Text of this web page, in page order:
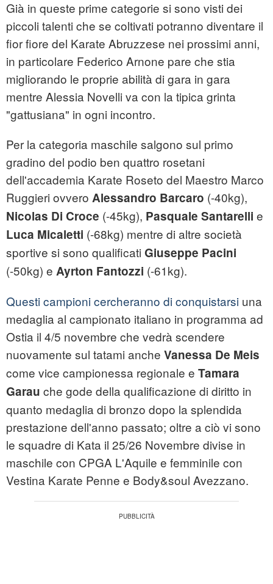
Già in queste prime categorie si sono visti dei
piccoli talenti che se coltivati potranno diventare il
fior fiore del Karate Abruzzese nei prossimi anni,
in particolare Federico Arnone pare che stia
migliorando le proprie abilità di gara in gara
mentre Alessia Novelli va con la tipica grinta
"gattusiana" in ogni incontro.
Per la categoria maschile salgono sul primo
gradino del podio ben quattro rosetani
dell'accademia Karate Roseto del Maestro Marco
Ruggieri ovvero Alessandro Barcaro (-40kg),
Nicolas Di Croce (-45kg), Pasquale Santarelli e
Luca Micaletti (-68kg) mentre di altre società
sportive si sono qualificati Giuseppe Pacini
(-50kg) e Ayrton Fantozzi (-61kg).
Questi campioni cercheranno di conquistarsi una
medaglia al campionato italiano in programma ad
Ostia il 4/5 novembre che vedrà scendere
nuovamente sul tatami anche Vanessa De Meis
come vice campionessa regionale e Tamara
Garau che gode della qualificazione di diritto in
quanto medaglia di bronzo dopo la splendida
prestazione dell'anno passato; oltre a ciò vi sono
le squadre di Kata il 25/26 Novembre divise in
maschile con CPGA L'Aquile e femminile con
Vestina Karate Penne e Body&soul Avezzano.